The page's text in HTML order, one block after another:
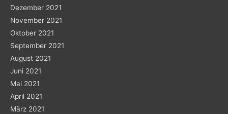
Dezember 2021
November 2021
Oktober 2021
September 2021
August 2021
Juni 2021
Mai 2021
April 2021
März 2021